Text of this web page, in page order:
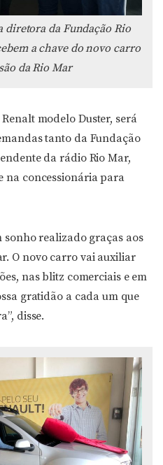
diretora da Fundação Rio
a chave do novo carro
da Rio Mar
modelo Duster, será
tanto da Fundação
da rádio Rio Mar,
na concessionária para
sonho realizado graças aos
O novo carro vai auxiliar
nas blitz comerciais e em
gratidão a cada um que
disse.